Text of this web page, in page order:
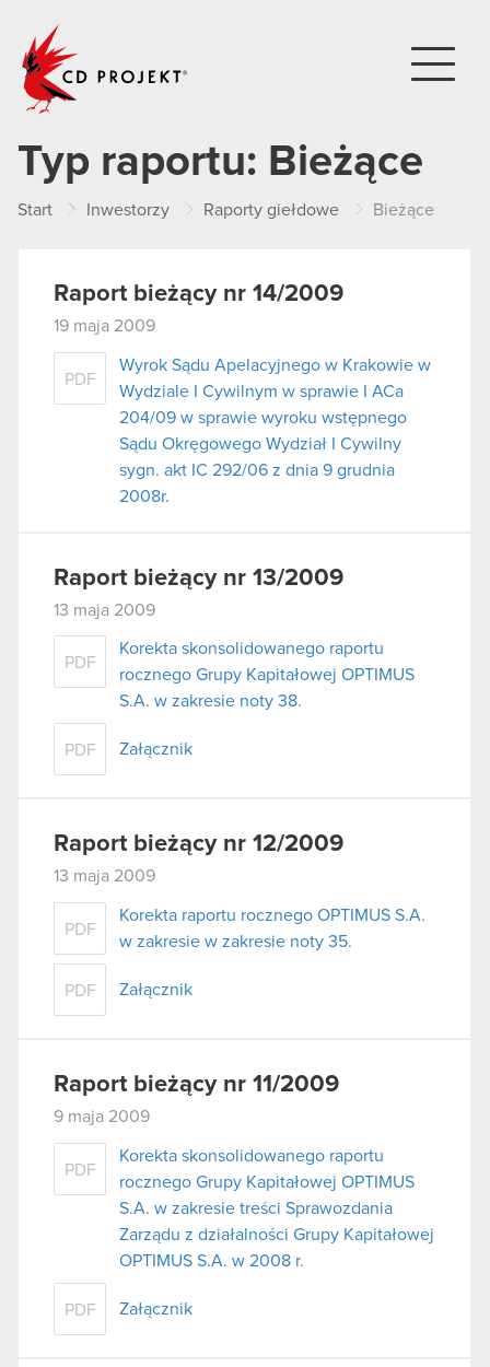
Typ raportu: Bieżące
Start Inwestorzy Raporty giełdowe Bieżące
Raport bieżący nr 14/2009
19 maja 2009
PDF
Wyrok Sądu Apelacyjnego w Krakowie w
Wydziale I Cywilnym w sprawie I ACa
204/09 w sprawie wyroku wstępnego
Sądu Okręgowego Wydział I Cywilny
sygn. akt IC 292/06 z dnia 9 grudnia
2008r.
Raport bieżący nr 13/2009
13 maja 2009
PDF
Korekta skonsolidowanego raportu
rocznego Grupy Kapitałowej OPTIMUS
S.A. w zakresie noty 38.
PDF Załącznik
Raport bieżący nr 12/2009
13 maja 2009
PDF
Korekta raportu rocznego OPTIMUS S.A.
w zakresie w zakresie noty 35.
PDF Załącznik
Raport bieżący nr 11/2009
9 maja 2009
PDF
Korekta skonsolidowanego raportu
rocznego Grupy Kapitałowej OPTIMUS
S.A. w zakresie treści Sprawozdania
Zarządu z działalności Grupy Kapitałowej
OPTIMUS S.A. w 2008 r.
PDF Załącznik